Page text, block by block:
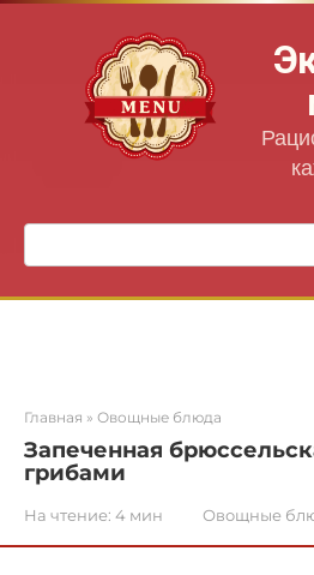
Перейти
Поиск:
Главная » Овощные блюда
Запеченная
грибами
На чтение: 4 мин Овощные